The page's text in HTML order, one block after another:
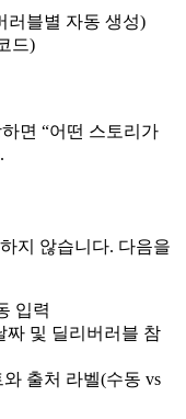
러블별 자동 생성)
드)
면 “어떤 스토리가
지 않습니다. 다음을
입력
짜 및 딜리버러블 참
출처 라벨(수동 vs